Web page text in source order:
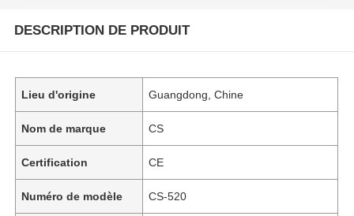
DESCRIPTION DE PRODUIT
Lieu d'origine Guangdong, Chine
Nom de marque CS
Certification CE
Numéro de modèle CS-520